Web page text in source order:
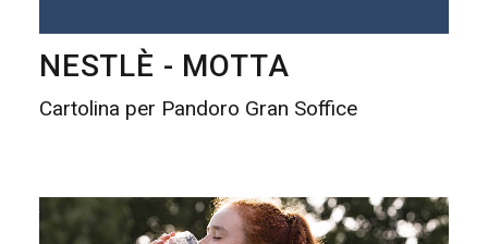
NESTLÈ - MOTTA
Cartolina per Pandoro Gran Soffice